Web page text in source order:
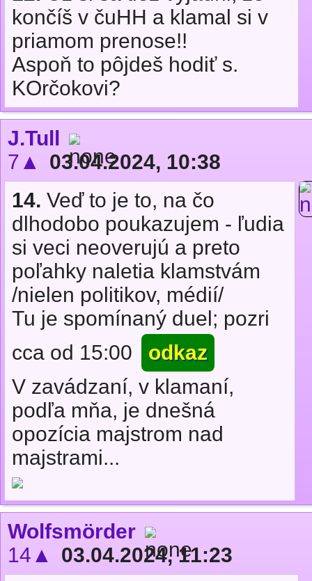
končíš v čuHH a klamal si v
priamom prenose!!
Aspoň to pôjdeš hodiť s.
KOrčokovi?
J.Tull
7▲
03.04.2024, 10:38
14. Veď to je to, na čo
dlhodobo poukazujem - ľudia
si veci neoverujú a preto
poľahky naletia klamstvám
/nielen politikov, médií/
Tu je spomínaný duel; pozri
cca od 15:00
odkaz
V zavádzaní, v klamaní,
podľa mňa, je dnešná
opozícia majstrom nad
majstrami...
Wolfsmörder
14▲
03.04.2024, 11:23